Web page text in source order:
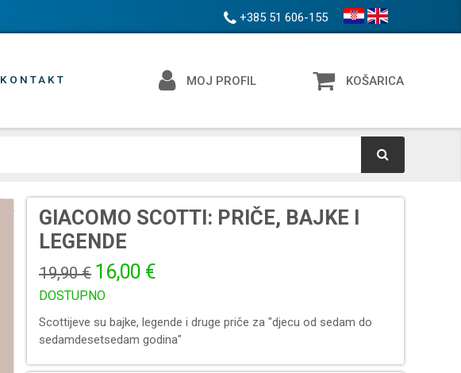
+385 51 606-155
KONTAKT MOJ PROFIL KOŠARICA
GIACOMO SCOTTI: PRIČE, BAJKE I
LEGENDE
19,90 € 16,00 €
DOSTUPNO
Scottijeve su bajke, legende i druge priče za "djecu od sedam do
sedamdesetsedam godina"